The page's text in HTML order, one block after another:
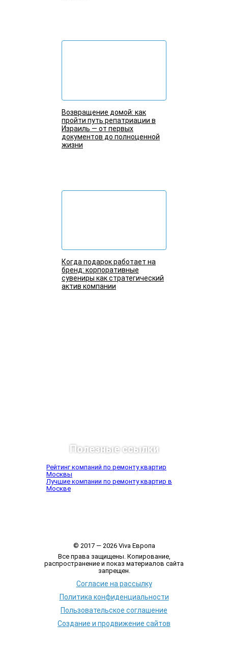
Возвращение домой: как
пройти путь репатриации в
Израиль — от первых
документов до полноценной
жизни
Когда подарок работает на
бренд: корпоративные
сувениры как стратегический
актив компании
Полезные ссылки
Рейтинг компаний по ремонту квартир
Москвы
Лучшие компании по ремонту квартир в
Москве
© 2017 — 2026 Viva Европа
Все права защищены. Копирование,
распространение и показ материалов сайта
запрещен.
Согласие на рассылку
Политика конфиденциальности
Пользовательское соглашение
Создание и продвижение сайтов